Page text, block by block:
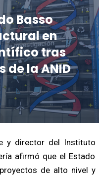
Basso
en
tras
de la ANID
y director del Instituto
afirmó que el Estado
de alto nivel y